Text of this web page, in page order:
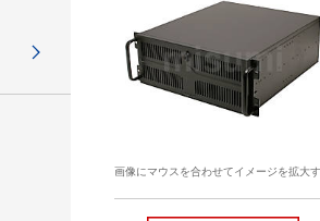
画像にマウスを合わせてイメージを拡大